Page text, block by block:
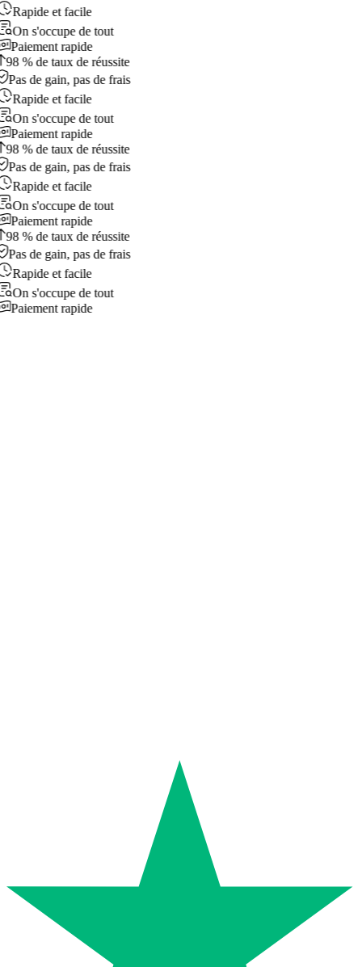
Rapide et facile
On s'occupe de tout
Paiement rapide
98 % de taux de réussite
Pas de gain, pas de frais
Rapide et facile
On s'occupe de tout
Paiement rapide
98 % de taux de réussite
Pas de gain, pas de frais
Rapide et facile
On s'occupe de tout
Paiement rapide
98 % de taux de réussite
Pas de gain, pas de frais
Rapide et facile
On s'occupe de tout
Paiement rapide